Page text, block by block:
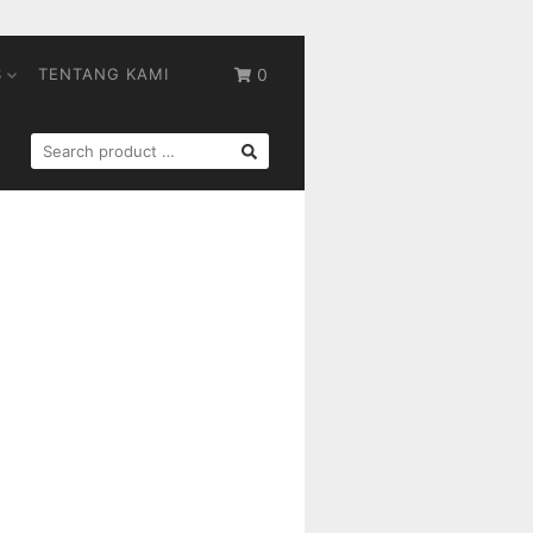
0
TENTANG KAMI
SEARCH
FOR: